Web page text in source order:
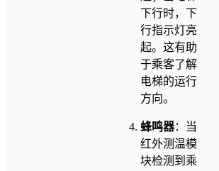
下行时，下
行指示灯亮
起。这有助
于乘客了解
电梯的运行
方向。
蜂鸣器：当
红外测温模
块检测到乘